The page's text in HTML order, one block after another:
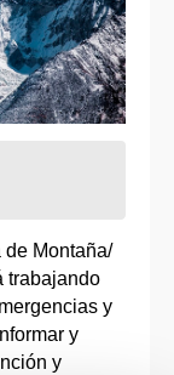
de Montaña/
trabajando
y
y
y